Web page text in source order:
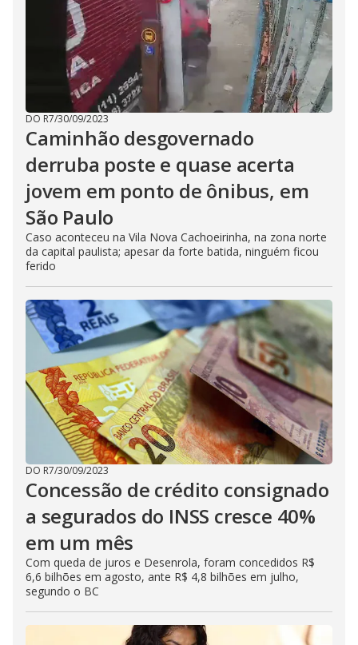
DO R7/30/09/2023
Caminhão desgovernado
derruba poste e quase acerta
jovem em ponto de ônibus, em
São Paulo
Caso aconteceu na Vila Nova Cachoeirinha, na zona norte
da capital paulista; apesar da forte batida, ninguém ficou
ferido
DO R7/30/09/2023
Concessão de crédito consignado
a segurados do INSS cresce 40%
em um mês
Com queda de juros e Desenrola, foram concedidos R$
6,6 bilhões em agosto, ante R$ 4,8 bilhões em julho,
segundo o BC